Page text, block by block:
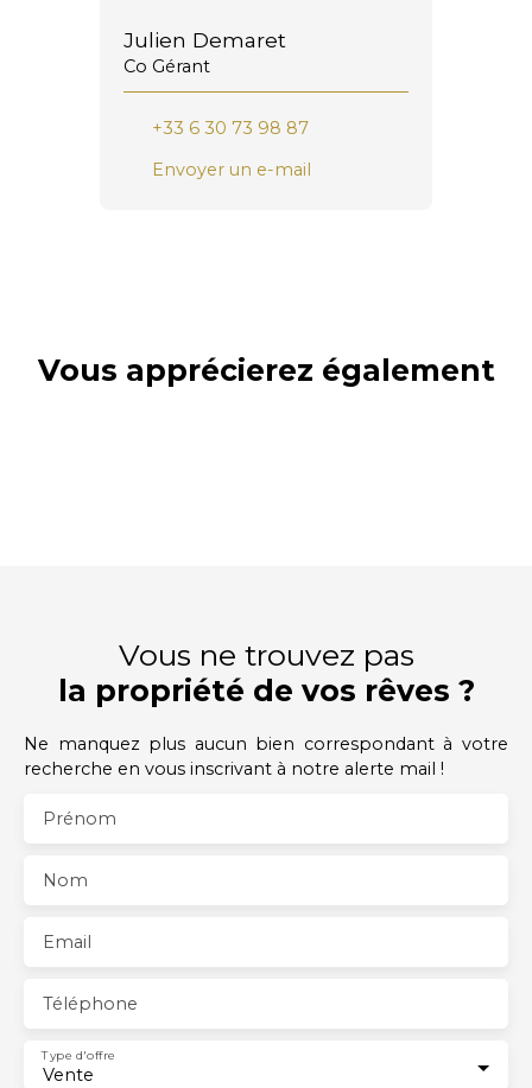
Julien Demaret
Co Gérant
+33 6 30 73 98 87
Envoyer un e-mail
Vous apprécierez également
Vous ne trouvez pas
la propriété de vos rêves ?
Ne manquez plus aucun bien correspondant à votre
recherche en vous inscrivant à notre alerte mail !
Prénom
Nom
Email
Téléphone
Vente
Type d'offre